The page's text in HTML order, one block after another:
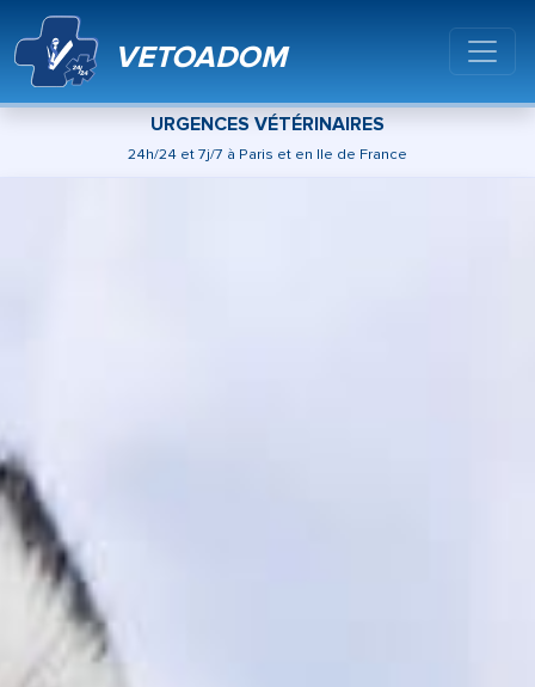
VETOADOM
URGENCES VÉTÉRINAIRES
24h/24 et 7j/7 à Paris et en Ile de France